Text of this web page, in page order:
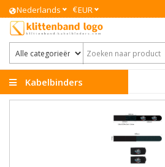
Nederlands €EUR
Kabelbinders